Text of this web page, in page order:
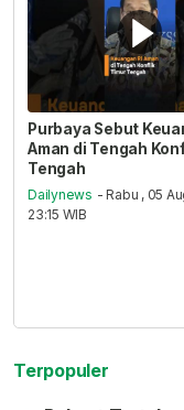
Purbaya Sebut
Aman di Tengah
Tengah
Dailynews - Rabu , 05
23:15 WIB
Terpopuler